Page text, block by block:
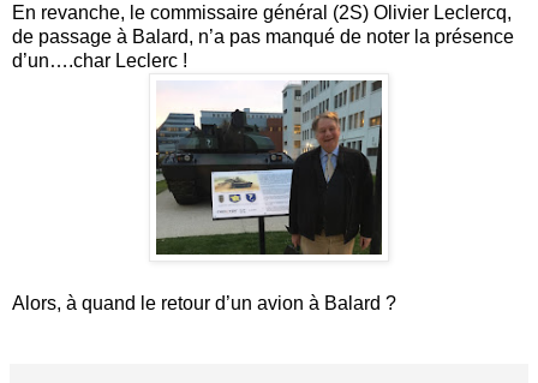
En revanche, le commissaire général (2S) Olivier Leclercq,
de passage à Balard, n’a pas manqué de noter la présence
d’un….char Leclerc !
Alors, à quand le retour d’un avion à Balard ?